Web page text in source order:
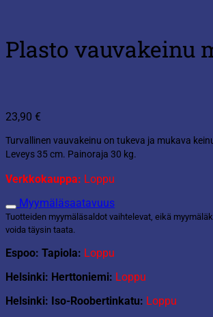
Plasto vauvakeinu
23,90 €
Turvallinen vauvakeinu on tukeva ja mukava
Leveys 35 cm. Painoraja 30 kg.
Verkkokauppa: Loppu
Myymäläsaatavuus
Tuotteiden myymäläsaldot vaihtelevat, eikä
voida täysin taata.
Espoo: Tapiola: Loppu
Helsinki: Herttoniemi: Loppu
Helsinki: Iso-Roobertinkatu: Loppu